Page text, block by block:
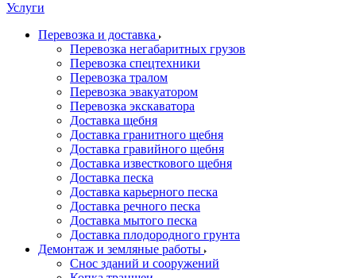
Услуги
Перевозка и доставка
Перевозка негабаритных грузов
Перевозка спецтехники
Перевозка тралом
Перевозка эвакуатором
Перевозка экскаватора
Доставка щебня
Доставка гранитного щебня
Доставка гравийного щебня
Доставка известкового щебня
Доставка песка
Доставка карьерного песка
Доставка речного песка
Доставка мытого песка
Доставка плодородного грунта
Демонтаж и земляные работы
Снос зданий и сооружений